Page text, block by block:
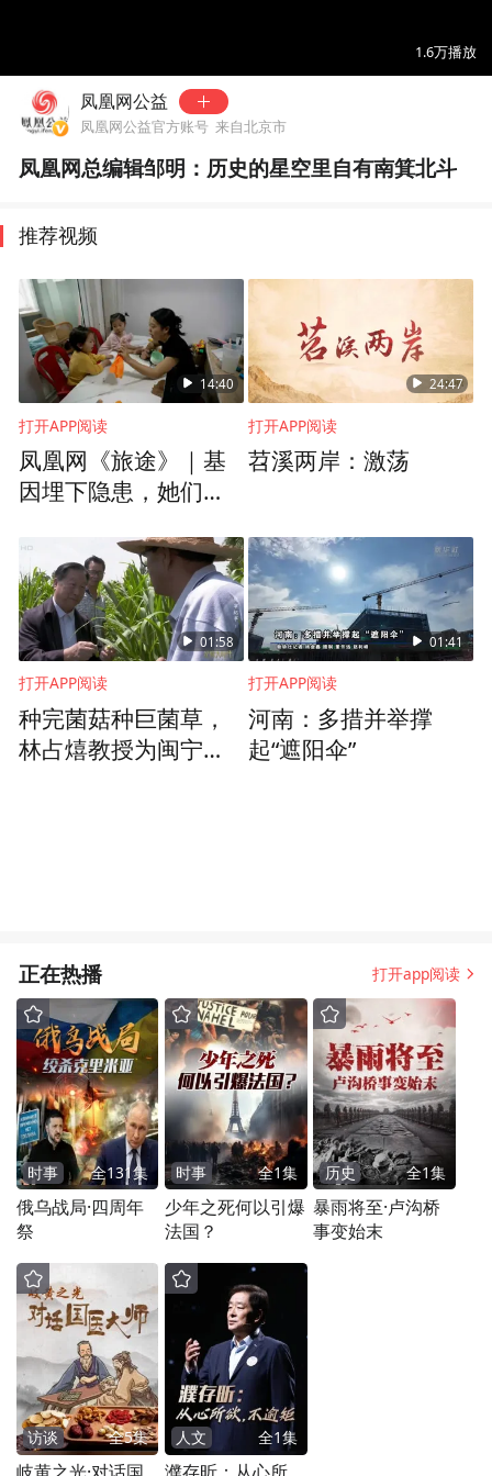
00:13
1.6万播放
凤凰网公益
凤凰网公益官方账号 来自北京市
凤凰网总编辑邹明：历史的星空里自有南箕北斗
推荐视频
14:40
打开APP阅读
凤凰网《旅途》｜基
因埋下隐患，她们
24:47
打开APP阅读
苕溪两岸：激荡
01:58
打开APP阅读
种完菌菇种巨菌草，
林占熺教授为闽宁村
01:41
打开APP阅读
河南：多措并举撑
起“遮阳伞”
正在热播 打开app阅读
时事 全131集
俄乌战局·四周年
祭
时事 全1集
少年之死何以引爆
法国？
历史 全1集
暴雨将至·卢沟桥
事变始末
访谈 全5集 人文 全1集